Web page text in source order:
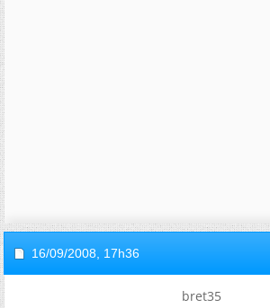
16/09/2008, 17h36
bret35